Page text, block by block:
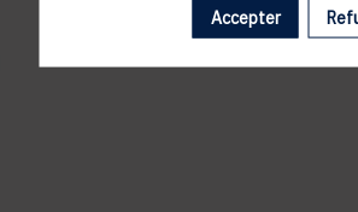
Accepter